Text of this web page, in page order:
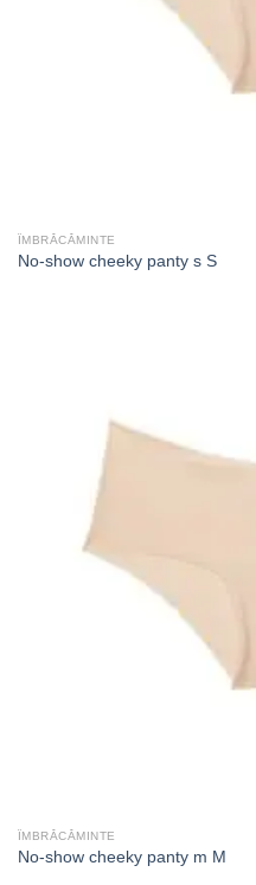
ÎMBRĂCĂMINTE
No-show cheeky panty s S
ÎMBRĂCĂMINTE
No-show cheeky panty m M